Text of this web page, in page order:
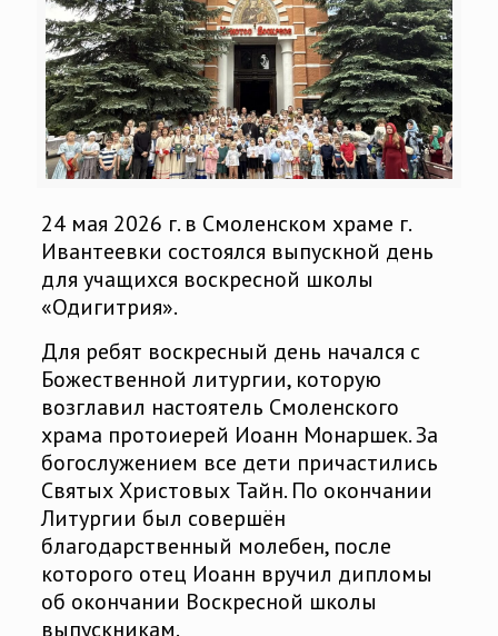
24 мая 2026 г. в Смоленском храме г.
Ивантеевки состоялся выпускной день
для учащихся воскресной школы
«Одигитрия».
Для ребят воскресный день начался с
Божественной литургии, которую
возглавил настоятель Смоленского
храма протоиерей Иоанн Монаршек. За
богослужением все дети причастились
Святых Христовых Тайн. По окончании
Литургии был совершён
благодарственный молебен, после
которого отец Иоанн вручил дипломы
об окончании Воскресной школы
выпускникам.